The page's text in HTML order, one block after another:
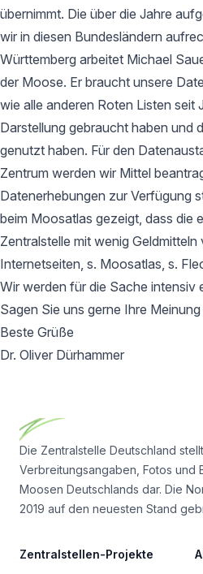
übernimmt. Die über die Jahre
wir in diesen Bundesländern
Württemberg arbeitet Michael
der Moose. Er braucht unsere
wie alle anderen Roten Listen seit
Darstellung gebraucht haben und
genutzt haben. Für den
Zentrum werden wir Mittel
Datenerhebungen zur Verfügung
beim Moosatlas gezeigt, dass die
Zentralstelle mit wenig
Internetseiten, s. Moosatlas, s.
Wir werden für die Sache intensiv
Sagen Sie uns gerne Ihre
Beste Grüße
Dr. Oliver Dürhammer
Die Zentralstelle Deutschland
Verbreitungsangaben, Fotos und
Moosen Deutschlands dar. Die
2019 auf den neuesten Stand
Zentralstellen-Projekte